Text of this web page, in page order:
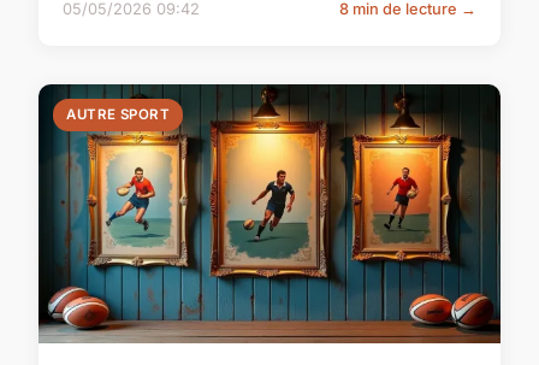
05/05/2026 09:42 8 min de lecture →
AUTRE SPORT